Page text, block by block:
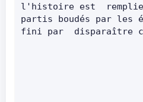
l'histoire est  remplie
partis boudés par les
fini par  disparaître